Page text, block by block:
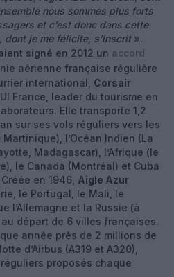
nous sommes plus forts
et c’est donc dans cette
dont je me félicite, s’inscrit».
signé en 2012 un accord
aérienne française régulière
international, Corsair
France, leader du tourisme en
Elle transporte 1,2
sur ses vols réguliers vers les
l’Océan Indien (La
Madagascar), l’Afrique (le
le Canada (Montréal) et Cuba
en 1946, Aigle Azur
le Portugal, le Mali, le
l’Allemagne et la Russie (à
départ de 6 villes françaises.
année près de 2 millions de
d’Airbus (A319 et A320),
proposés chaque